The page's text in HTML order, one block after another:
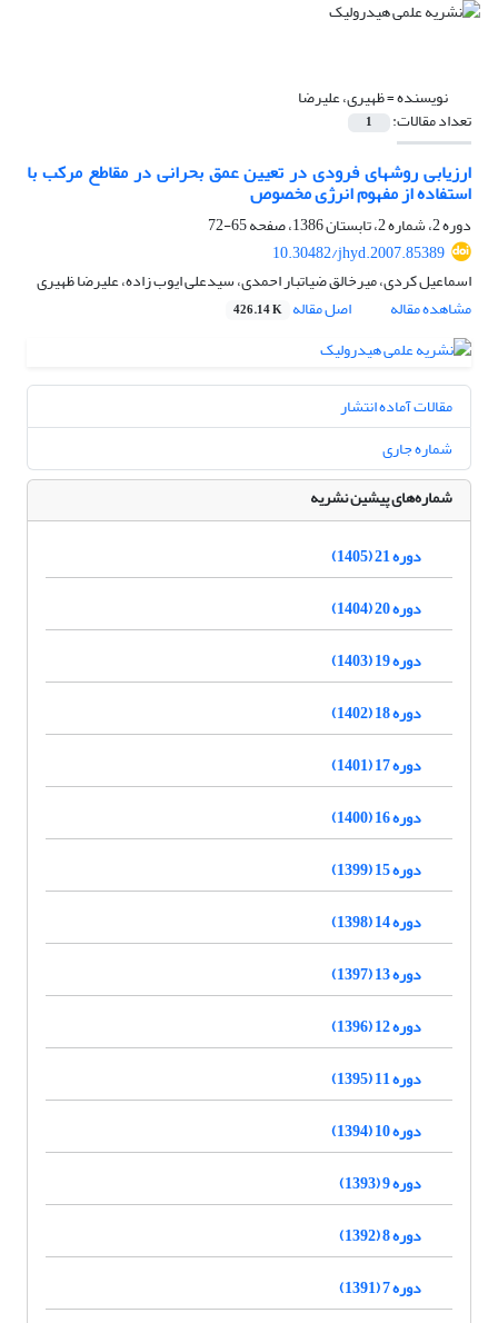
نویسنده =ظهیری، علیرضا
تعداد مقالات: 1
ارزیابی روشهای فرودی در تعیین عمق بحرانی در مقاطع مرکب با
استفاده از مفهوم انرژی مخصوص
دوره 2، شماره 2، تابستان 1386، صفحه
65-72
10.30482/jhyd.2007.85389
اسماعیل کردی، میرخالق ضیاتبار احمدی، سیدعلی ایوب زاده، علیرضا ظهیری
مشاهده مقاله
اصل مقاله 426.14 K
مقالات آماده انتشار
شماره جاری
شماره‌های پیشین نشریه
دوره 21 (1405)
دوره 20 (1404)
دوره 19 (1403)
دوره 18 (1402)
دوره 17 (1401)
دوره 16 (1400)
دوره 15 (1399)
دوره 14 (1398)
دوره 13 (1397)
دوره 12 (1396)
دوره 11 (1395)
دوره 10 (1394)
دوره 9 (1393)
دوره 8 (1392)
دوره 7 (1391)